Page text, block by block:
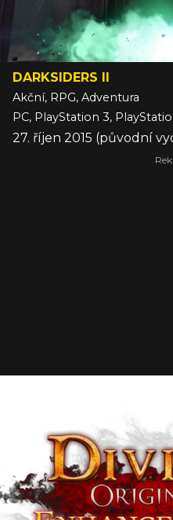
DARKSIDERS II
Akční, RPG, Adventura
27. říjen 2015 (původní